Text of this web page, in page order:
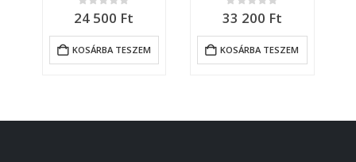
0 out of 5
24 500 Ft
KOSÁRBA TESZEM
0out of 5
33 200 Ft
KOSÁRBA TESZEM